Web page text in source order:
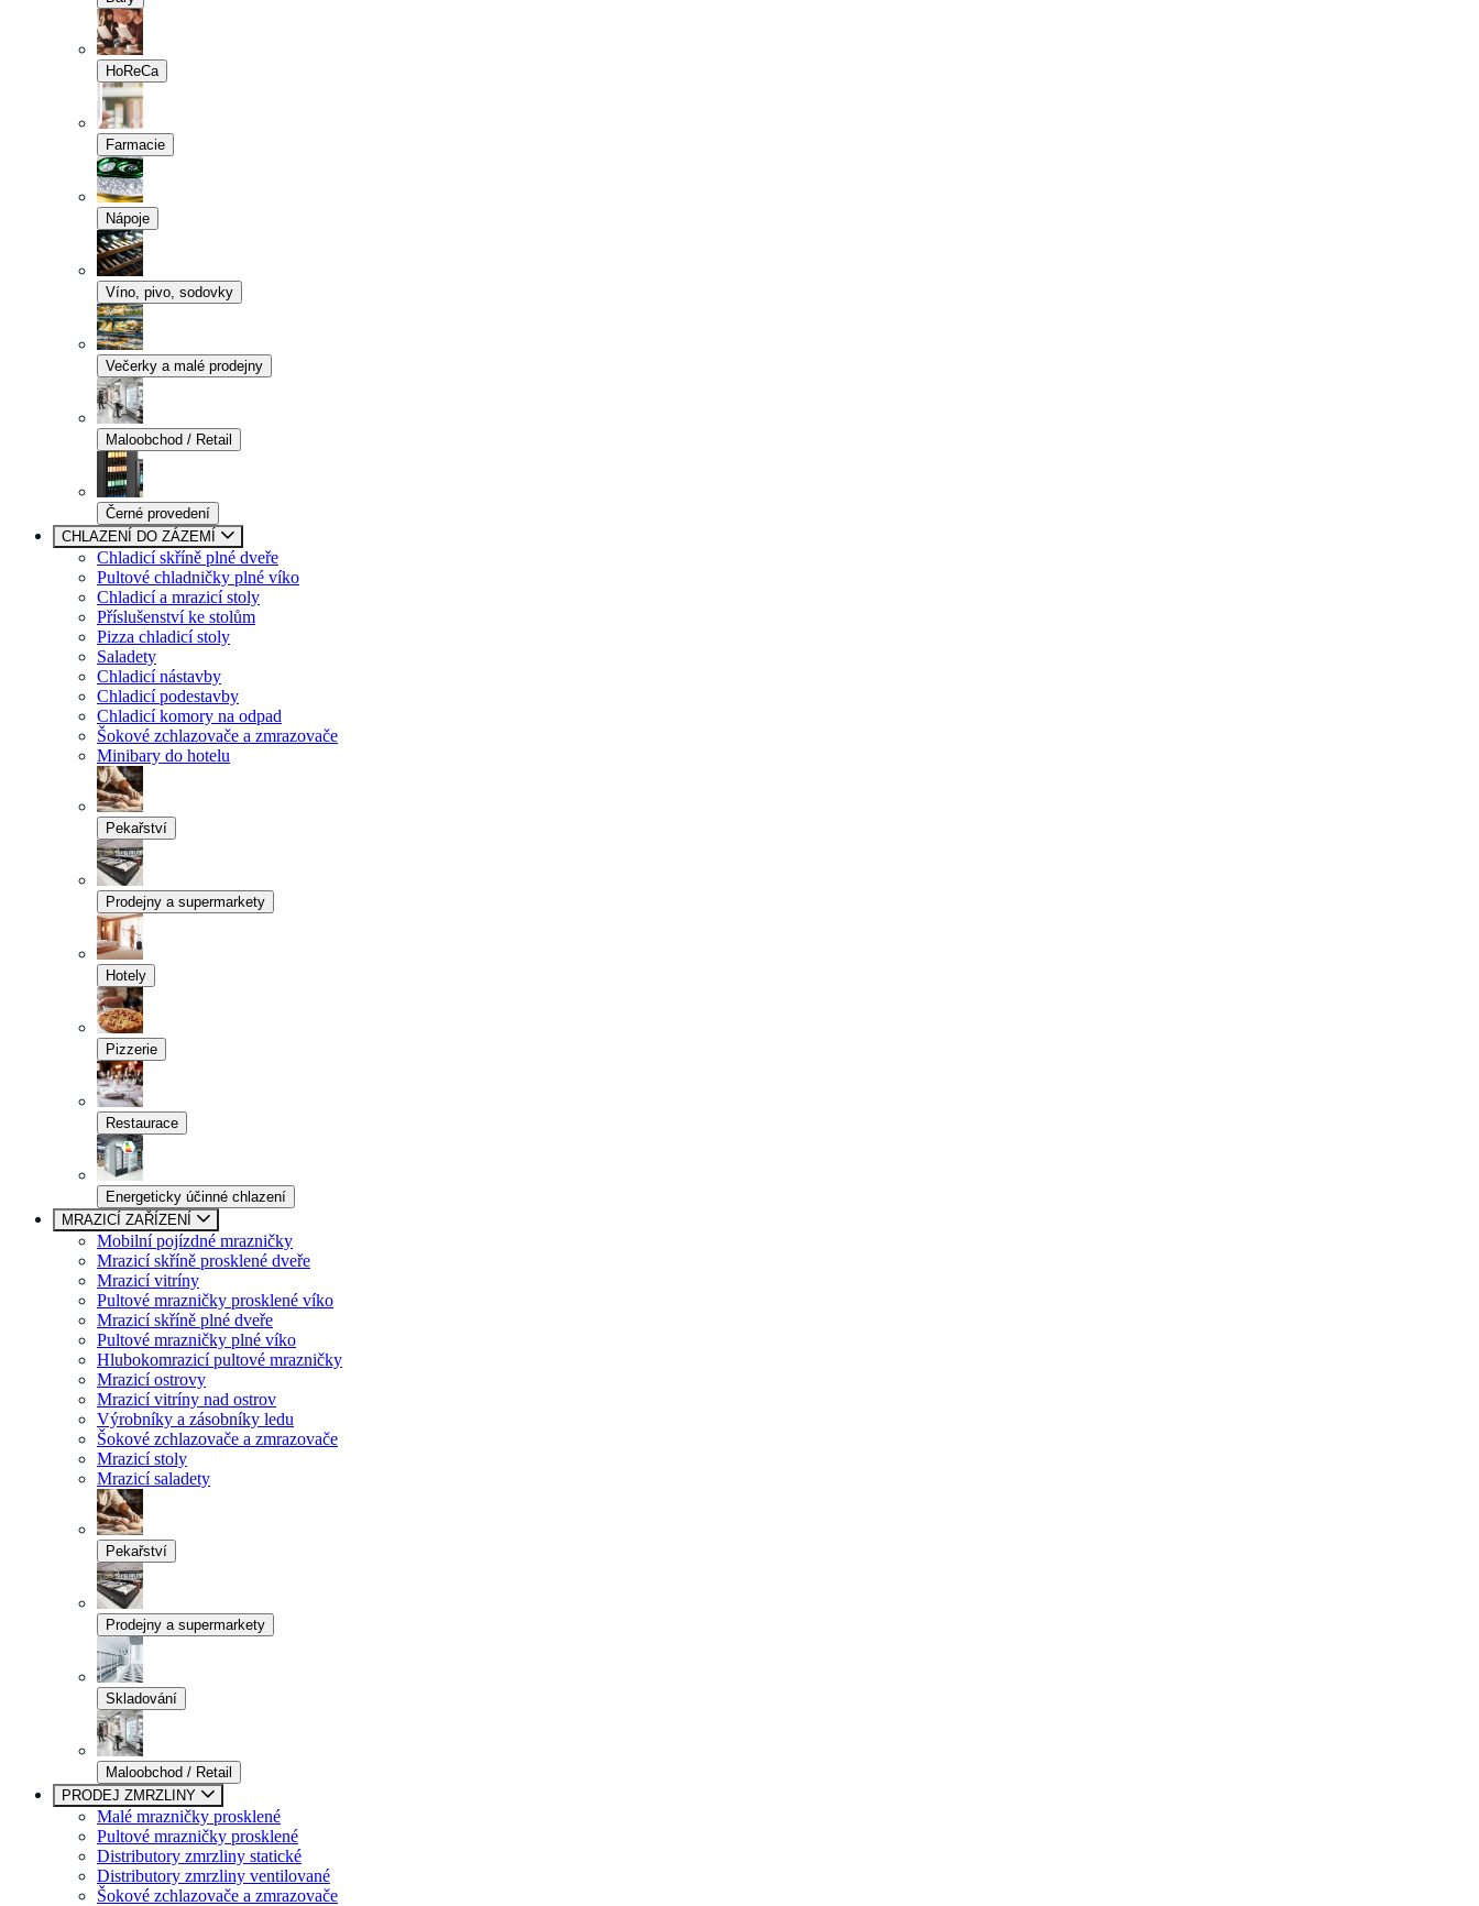
HoReCa
Farmacie
Nápoje
Víno, pivo, sodovky
Večerky a malé prodejny
Maloobchod / Retail
Černé provedení
CHLAZENÍ DO ZÁZEMÍ
Chladicí skříně plné dveře
Pultové chladničky plné víko
Chladicí a mrazicí stoly
Příslušenství ke stolům
Pizza chladicí stoly
Saladety
Chladicí nástavby
Chladicí podestavby
Chladicí komory na odpad
Šokové zchlazovače a zmrazovače
Minibary do hotelu
Pekařství
Prodejny a supermarkety
Hotely
Pizzerie
Restaurace
Energeticky účinné chlazení
MRAZICÍ ZAŘÍZENÍ
Mobilní pojízdné mrazničky
Mrazicí skříně prosklené dveře
Mrazicí vitríny
Pultové mrazničky prosklené víko
Mrazicí skříně plné dveře
Pultové mrazničky plné víko
Hlubokomrazicí pultové mrazničky
Mrazicí ostrovy
Mrazicí vitríny nad ostrov
Výrobníky a zásobníky ledu
Šokové zchlazovače a zmrazovače
Mrazicí stoly
Mrazicí saladety
Pekařství
Prodejny a supermarkety
Skladování
Maloobchod / Retail
PRODEJ ZMRZLINY
Malé mrazničky prosklené
Pultové mrazničky prosklené
Distributory zmrzliny statické
Distributory zmrzliny ventilované
Šokové zchlazovače a zmrazovače